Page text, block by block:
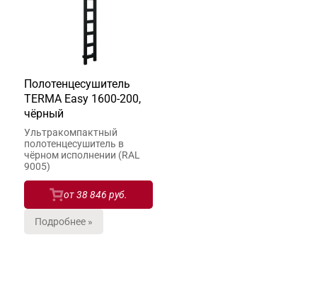
Полотенцесушитель
TERMA Easy 1600-200,
чёрный
Ультракомпактный
полотенцесушитель в
чёрном исполнении (RAL
9005)
от38 846 руб.
Подробнее »